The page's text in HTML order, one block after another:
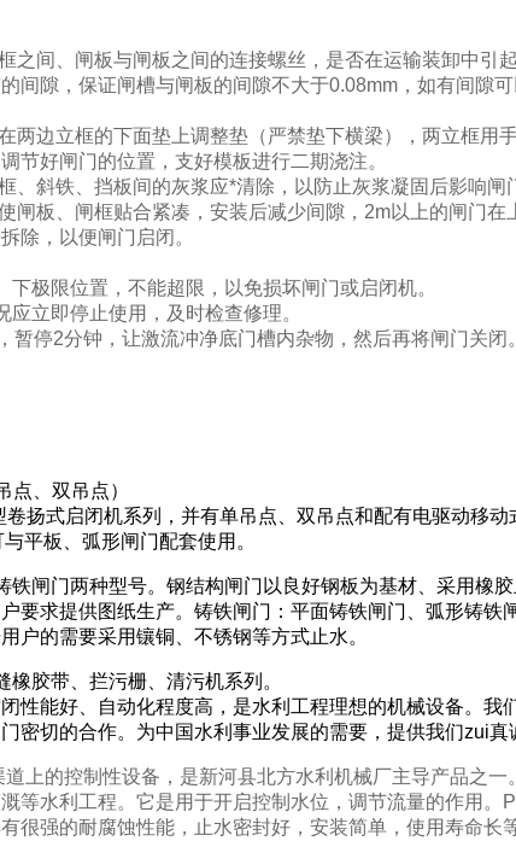
之间、闸板与闸板之间的连接螺丝，是否在运输装卸中引
间隙，保证闸槽与闸板的间隙不大于0.08mm，如有间隙
两边立框的下面垫上调整垫（严禁垫下横梁），两立框用
节好闸门的位置，支好模板进行二期浇注。
、斜铁、挡板间的灰浆应*清除，以防止灰浆凝固后影响闸
闸板、闸框贴合紧凑，安装后减少间隙，2m以上的闸门在
除，以便闸门启闭。
下极限位置，不能超限，以免损坏闸门或启闭机。
立即停止使用，及时检查修理。
暂停2分钟，让激流冲净底门槽内杂物，然后再将闸门关闭
点、双吊点）
卷扬式启闭机系列，并有单吊点、双吊点和配有电驱动移
平板、弧形闸门配套使用。
铁闸门两种型号。钢结构闸门以良好钢板为基材、采用橡
要求提供图纸生产。铸铁闸门：平面铸铁闸门、弧形铸铁
户的需要采用镶铜、不锈钢等方式止水。
橡胶带、拦污栅、清污机系列。
性能好、自动化程度高，是水利工程理想的机械设备。我
密切的合作。为中国水利事业发展的需要，提供我们zui真
上的控制性设备，是新河县北方水利机械厂主导产品之
等水利工程。它是用于开启控制水位，调节流量的作用。
很强的耐腐蚀性能，止水密封好，安装简单，使用寿命长